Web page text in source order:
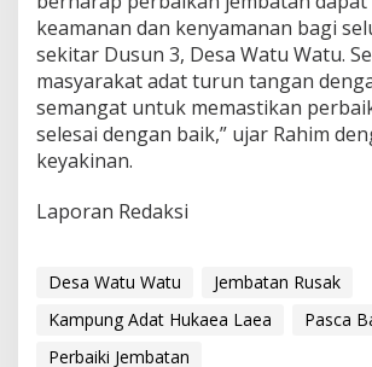
B
a
n
j
i
r
keamanan dan kenyamanan bagi
sekitar Dusun 3, Desa Watu Watu.
masyarakat adat turun tangan
semangat untuk memastikan
selesai dengan baik,” ujar Rahim
keyakinan.
Laporan Redaksi
Desa Watu Watu
Jembatan Rusak
Kampung Adat Hukaea Laea
Pasca
Perbaiki Jembatan